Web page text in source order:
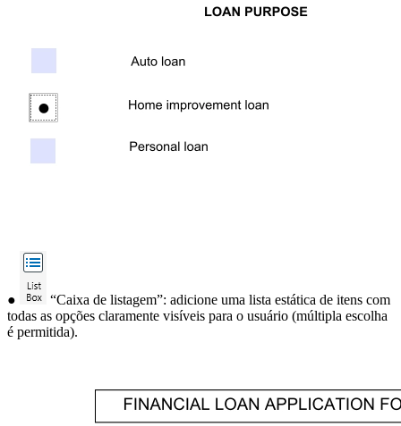
●
“Caixa de listagem”: adicione uma lista estática de itens com
todas as opções claramente visíveis para o usuário (múltipla escolha
é permitida).